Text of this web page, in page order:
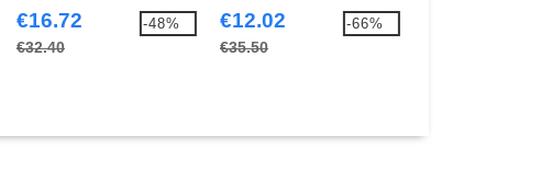
Poplin Overhemd Met Lange
Mouwen
€16.72
€32.40
-48%
Korte Mouw
€12.02
€35.50
-66%